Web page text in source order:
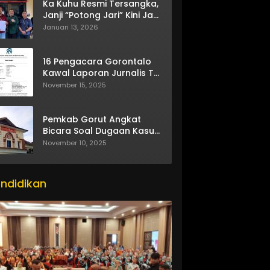
Ka Kuhu Resmi Tersangka,
Janji “Potong Jari” Kini Jadi
Bumerang
Januari 13, 2026
16 Pengacara Gorontalo
Kawal Laporan Jurnalis TV
One
November 15, 2025
Pemkab Gorut Angkat
Bicara Soal Dugaan Kasus
Asusila Oknum ASN
November 10, 2025